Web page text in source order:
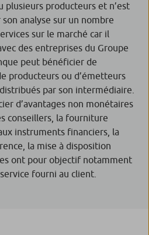
plusieurs producteurs et n’est
analyse sur un nombre
sur le marché car il
des entreprises du Groupe
peut bénéficier de
producteurs ou d’émetteurs
par son intermédiaire.
d’avantages non monétaires
conseillers, la fourniture
instruments financiers, la
la mise à disposition
ont pour objectif notamment
fourni au client.